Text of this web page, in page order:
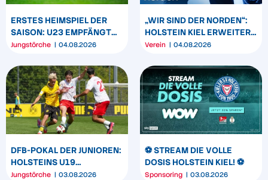
ERSTES HEIMSPIEL DER
SAISON: U23 EMPFÄNGT
HEIDER SV
Jungstörche 04.08.2026
„WIR SIND DER NORDEN“:
HOLSTEIN KIEL ERWEITERT
SEIN MARKENBILD
Verein 04.08.2026
DFB-POKAL DER JUNIOREN:
HOLSTEINS U19
TRIUMPHIERT IN
Jungstörche 03.08.2026
⚽️ STREAM DIE VOLLE
DOSIS HOLSTEIN KIEL! ⚽️
Sponsoring 03.08.2026